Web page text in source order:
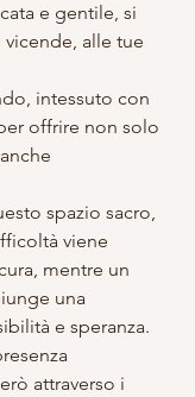
e gentile, si
alle tue
intessuto con
offrire non solo
spazio sacro,
viene
mentre un
una
e speranza.
attraverso i